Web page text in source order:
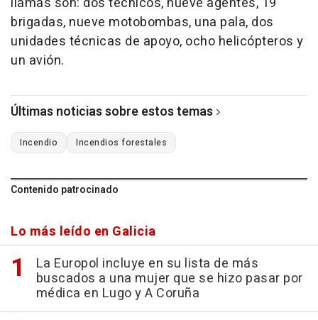
brigadas, nueve motobombas, una pala, dos
unidades técnicas de apoyo, ocho helicópteros y
un avión.
Últimas noticias sobre estos temas
Incendio Incendios forestales
Contenido patrocinado
Lo más leído en Galicia
La Europol incluye en su lista de más
buscados a una mujer que se hizo pasar por
médica en Lugo y A Coruña